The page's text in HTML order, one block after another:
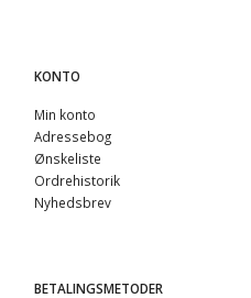
KONTO
Min konto
Adressebog
Ønskeliste
Ordrehistorik
Nyhedsbrev
BETALINGSMETODER